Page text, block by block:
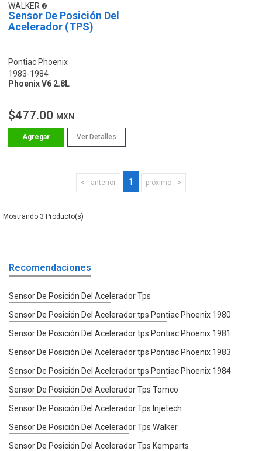
WALKER
Sensor De Posición Del
Acelerador (TPS)
Pontiac Phoenix
1983-1984
Phoenix V6 2.8L
$477.00 MXN
Ver Detalles
anterior 1 próximo
3
Recomendaciones
Sensor De Posición Del Acelerador Tps
Sensor De Posición Del Acelerador tps Pontiac Phoenix 1980
Sensor De Posición Del Acelerador tps Pontiac Phoenix 1981
Sensor De Posición Del Acelerador tps Pontiac Phoenix 1983
Sensor De Posición Del Acelerador tps Pontiac Phoenix 1984
Sensor De Posición Del Acelerador Tps Tomco
Sensor De Posición Del Acelerador Tps Injetech
Sensor De Posición Del Acelerador Tps Walker
Sensor De Posición Del Acelerador Tps Kemparts